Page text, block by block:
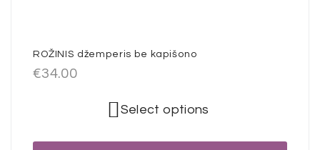
ROŽINIS džemperis be kapišono
€34.00
Select options